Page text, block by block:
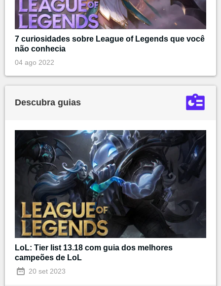
7 curiosidades sobre League of Legends que você
não conhecia
04 ago 2022
Descubra guias
LoL: Tier list 13.18 com guia dos melhores
campeões de LoL
20 set 2023